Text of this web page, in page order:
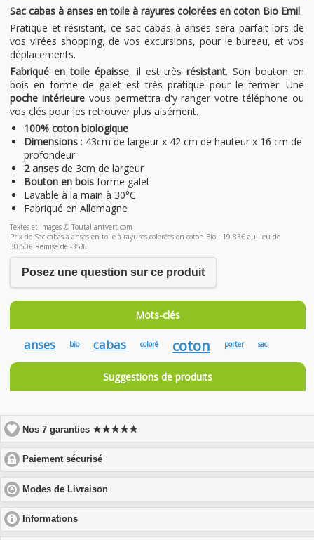
Sac cabas à anses en toile à rayures colorées en coton Bio Emil
Pratique et résistant, ce sac cabas à anses sera parfait lors de
vos virées shopping, de vos excursions, pour le bureau, et vos
déplacements.
Fabriqué en toile épaisse, il est trèsrésistant. Son bouton en
bois en forme de galet est très pratique pour le fermer. Une
poche intérieurevous permettra d'y ranger votre téléphone ou
vos clés pour les retrouver plus aisément.
100% coton biologique
Dimensions : 43cm de largeur x 42 cm de hauteur x 16 cm de
profondeur
2 anses de 3cm de largeur
Bouton en bois forme galet
Lavable à la main à 30°C
Fabriqué en Allemagne
Textes et images © Toutallantvert.com
Prix de Sac cabas à anses en toile à rayures colorées en coton Bio : 19.83€ au lieu de
30.50€ Remise de -35%
Posez une question sur ce produit
Mots-clés
anses bio cabas coloré coton porter sac
Suggestions de produits
Nos 7 garanties★★★★★
Paiement sécurisé
to
expand
Modes de Livraison
to
contents
Informations
to